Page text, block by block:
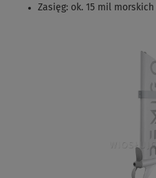
Zasięg: ok. 15 mil morskich